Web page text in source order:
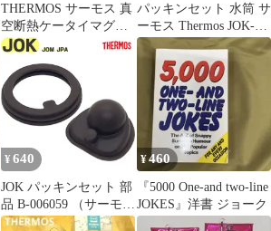
THERMOS サーモス 真
空断熱ケータイマグ
JOK-500 ホワイト
パッキンセット 水筒 サ
ーモス Thermos JOK-
350 JOK-500 JPA-350B
専用 部品 パーツ （ パ
ッキン のみ 蓋パッキン
栓パッキン 蓋 パッキン
のみ 専用パッキン 専用
パーツ ふた フタ せん
栓 交換 交換用 替え 買
い替え )
¥ 640
JOK パッキンセット 部
品 B-006059 （サーモス
真空断熱ケータイマグ
¥460
『5000 One-and two-line
JOKES』洋書 ジョーク